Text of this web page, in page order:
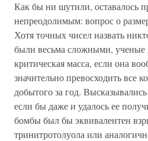
Как бы ни шутили, оставалось
непреодолимым: вопрос о
Хотя точных чисел назвать
были весьма сложными, ученые
критическая масса, если она
значительно превосходить все
добытого за год.
если бы даже и удалось ее
бомбы был бы эквивалентен
тринитротолуола или